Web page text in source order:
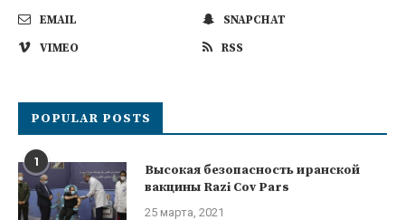
EMAIL
SNAPCHAT
VIMEO
RSS
POPULAR POSTS
1
Высокая безопасность иранской
вакцины Razi Cov Pars
25 марта, 2021